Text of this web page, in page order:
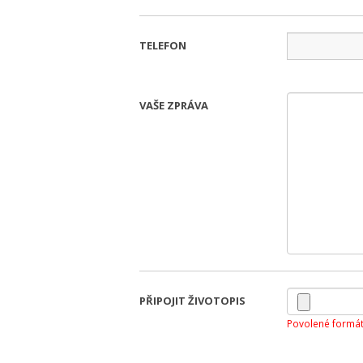
TELEFON
VAŠE ZPRÁVA
PŘIPOJIT ŽIVOTOPIS
Povolené